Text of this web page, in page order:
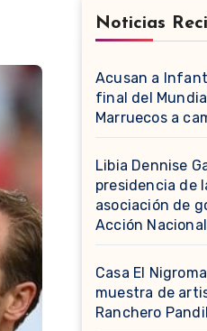
Noticias
Acusan a
final del
Marruecos a
Libia Dennise
presidencia de
asociación de
Acción Nacional
Casa El
muestra de
Ranchero